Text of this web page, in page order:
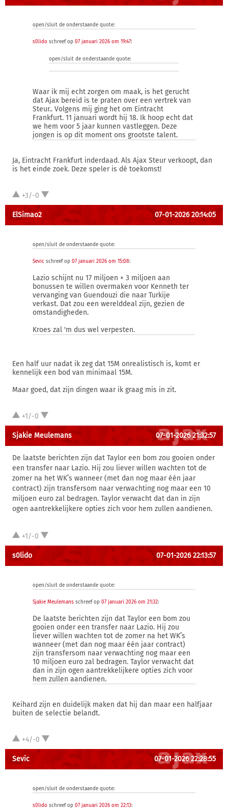
open/sluit de onderstaande quote:
s0lido schreef op 07 januari 2026 om 19:47:
open/sluit de onderstaande quote:
Waar ik mij echt zorgen om maak, is het gerucht
dat Ajax bereid is te praten over een vertrek van
Steur.. Volgens mij ging het om Eintracht
Frankfurt. 11 januari wordt hij 18. Ik hoop echt dat
we hem voor 5 jaar kunnen vastleggen. Deze
jongen is op dit moment ons grootste talent.
Ja, Eintracht Frankfurt inderdaad. Als Ajax Steur verkoopt, dan
is het einde zoek. Deze speler is dé toekomst!
+3/-0
ElSimao2 07-01-2026 20:14:05
open/sluit de onderstaande quote:
Sevic schreef op 07 januari 2026 om 15:08:
Lazio schijnt nu 17 miljoen + 3 miljoen aan
bonussen te willen overmaken voor Kenneth ter
vervanging van Guendouzi die naar Turkije
verkast. Dat zou een werelddeal zijn, gezien de
omstandigheden.
Kroes zal 'm dus wel verpesten.
Een half uur nadat ik zeg dat 15M onrealistisch is, komt er
kennelijk een bod van minimaal 15M.
Maar goed, dat zijn dingen waar ik graag mis in zit.
+1/-0
Sjakie Meulemans 07-01-2026 21:32:57
De laatste berichten zijn dat Taylor een bom zou gooien onder
een transfer naar Lazio. Hij zou liever willen wachten tot de
zomer na het WK’s wanneer (met dan nog maar één jaar
contract) zijn transfersom naar verwachting nog maar een 10
miljoen euro zal bedragen. Taylor verwacht dat dan in zijn
ogen aantrekkelijkere opties zich voor hem zullen aandienen.
+1/-0
s0lido 07-01-2026 22:13:57
open/sluit de onderstaande quote:
Sjakie Meulemans schreef op 07 januari 2026 om 21:32:
De laatste berichten zijn dat Taylor een bom zou
gooien onder een transfer naar Lazio. Hij zou
liever willen wachten tot de zomer na het WK’s
wanneer (met dan nog maar één jaar contract)
zijn transfersom naar verwachting nog maar een
10 miljoen euro zal bedragen. Taylor verwacht dat
dan in zijn ogen aantrekkelijkere opties zich voor
hem zullen aandienen.
Keihard zijn en duidelijk maken dat hij dan maar een halfjaar
buiten de selectie belandt.
+4/-0
Sevic 07-01-2026 22:28:55
open/sluit de onderstaande quote:
s0lido schreef op 07 januari 2026 om 22:13: